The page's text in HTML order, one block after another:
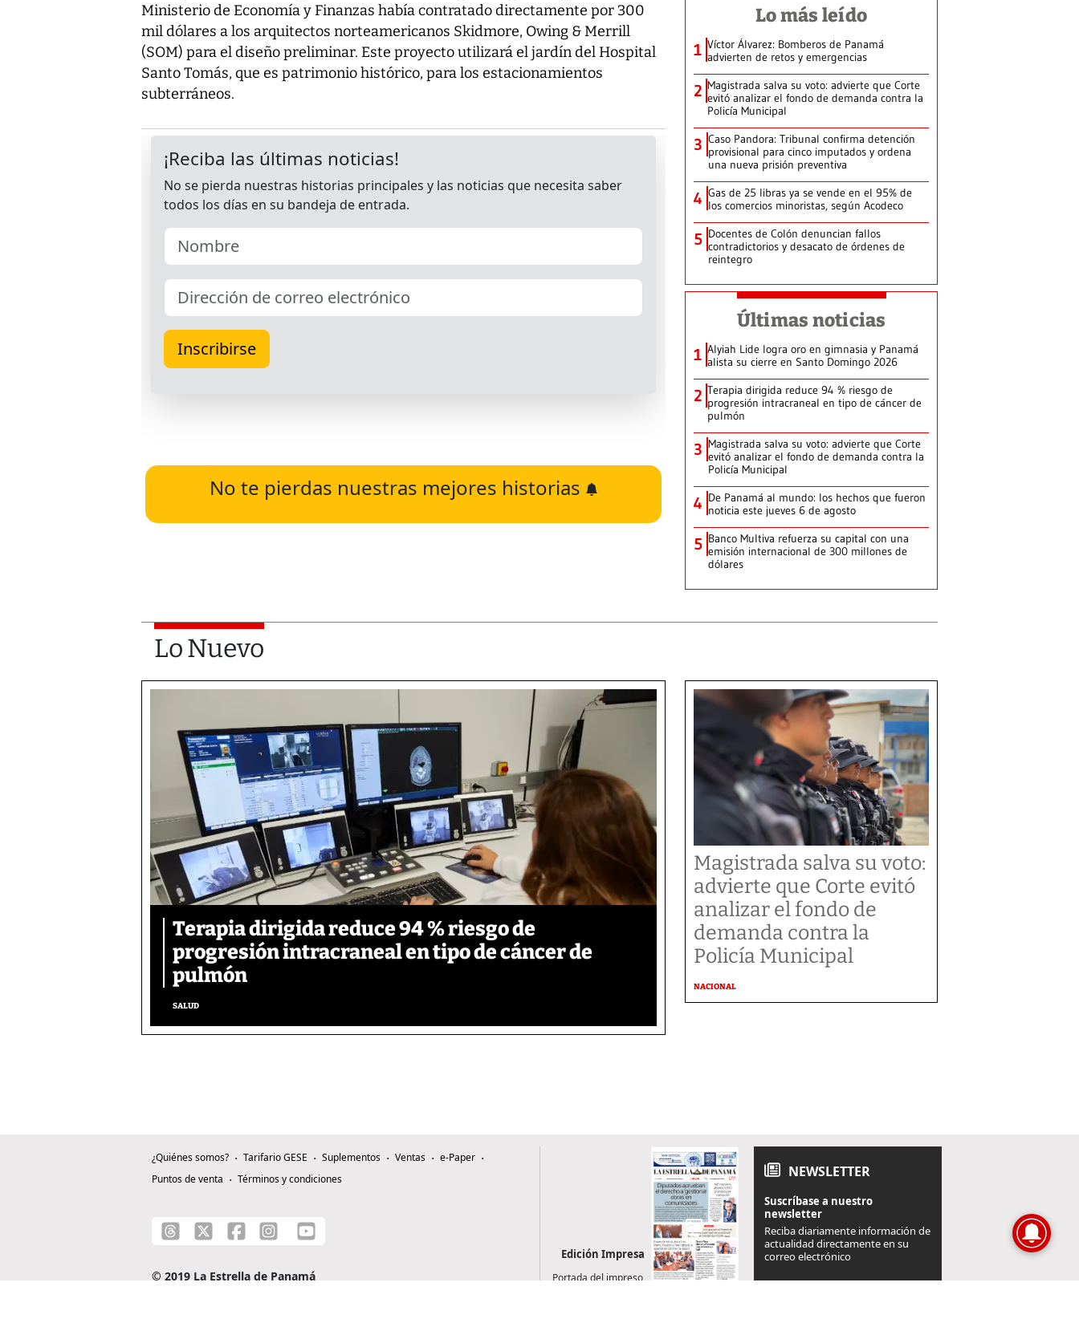
Ministerio de Economía y Finanzas había contratado directamente por 300
mil dólares a los arquitectos norteamericanos Skidmore, Owing & Merrill
(SOM) para el diseño preliminar. Este proyecto utilizará el jardín del Hospital
Santo Tomás, que es patrimonio histórico, para los estacionamientos
subterráneos.
No te pierdas nuestras mejores historias
Lo más leído
1 Víctor Álvarez: Bomberos de Panamá
advierten de retos y emergencias
2 Magistrada salva su voto: advierte que Corte
evitó analizar el fondo de demanda contra la
Policía Municipal
3 Caso Pandora: Tribunal confirma detención
provisional para cinco imputados y ordena
una nueva prisión preventiva
4 Gas de 25 libras ya se vende en el 95% de
los comercios minoristas, según Acodeco
5 Docentes de Colón denuncian fallos
contradictorios y desacato de órdenes de
reintegro
Últimas noticias
1 Alyiah Lide logra oro en gimnasia y Panamá
alista su cierre en Santo Domingo 2026
2 Terapia dirigida reduce 94 % riesgo de
progresión intracraneal en tipo de cáncer de
pulmón
3 Magistrada salva su voto: advierte que Corte
evitó analizar el fondo de demanda contra la
Policía Municipal
4 De Panamá al mundo: los hechos que fueron
noticia este jueves 6 de agosto
5 Banco Multiva refuerza su capital con una
emisión internacional de 300 millones de
dólares
Lo Nuevo
Terapia dirigida reduce 94 % riesgo de
progresión intracraneal en tipo de cáncer de
pulmón
SALUD
Magistrada salva su voto:
advierte que Corte evitó
analizar el fondo de
demanda contra la
Policía Municipal
NACIONAL
¿Quiénes somos? Tarifario GESE Suplementos Ventas
e-Paper
Puntos de venta
Términos y condiciones
© 2019 La Estrella de Panamá
Edición Impresa
Portada del impreso
NEWSLETTER
Suscríbase a nuestro
newsletter
Reciba diariamente información de
actualidad directamente en su
correo electrónico